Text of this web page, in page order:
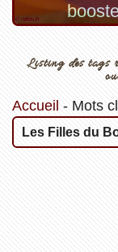
Listing des tags
Accueil - Mots
Les Filles du